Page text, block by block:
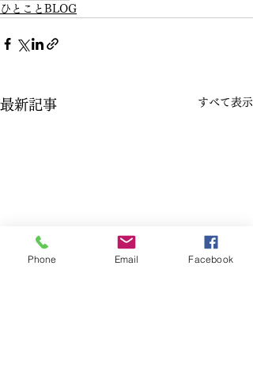
ひとことBLOG
最新記事 すべて表示
Phone Email Facebook